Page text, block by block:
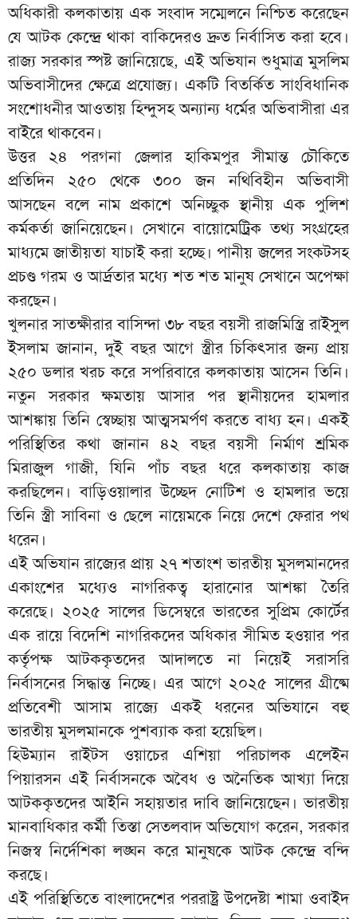
অধিকারী কলকাতায় এক সংবাদ সম্মেলনে নিশ্চিত করেছেন
যে আটক কেন্দ্রে থাকা বাকিদেরও দ্রুত নির্বাসিত করা হবে।
রাজ্য সরকার স্পষ্ট জানিয়েছে, এই অভিযান শুধুমাত্র মুসলিম
অভিবাসীদের ক্ষেত্রে প্রযোজ্য। একটি বিতর্কিত সাংবিধানিক
সংশোধনীর আওতায় হিন্দুসহ অন্যান্য ধর্মের অভিবাসীরা এর
বাইরে থাকবেন।
উত্তর ২৪ পরগনা জেলার হাকিমপুর সীমান্ত চৌকিতে
প্রতিদিন ২৫০ থেকে ৩০০ জন নথিবিহীন অভিবাসী
আসছেন বলে নাম প্রকাশে অনিচ্ছুক স্থানীয় এক পুলিশ
কর্মকর্তা জানিয়েছেন। সেখানে বায়োমেট্রিক তথ্য সংগ্রহের
মাধ্যমে জাতীয়তা যাচাই করা হচ্ছে। পানীয় জলের সংকটসহ
প্রচণ্ড গরম ও আর্দ্রতার মধ্যে শত শত মানুষ সেখানে অপেক্ষা
করছেন।
খুলনার সাতক্ষীরার বাসিন্দা ৩৮ বছর বয়সী রাজমিস্ত্রি রাইসুল
ইসলাম জানান, দুই বছর আগে স্ত্রীর চিকিৎসার জন্য প্রায়
২৫০ ডলার খরচ করে সপরিবারে কলকাতায় আসেন তিনি।
নতুন সরকার ক্ষমতায় আসার পর স্থানীয়দের হামলার
আশঙ্কায় তিনি স্বেচ্ছায় আত্মসমর্পণ করতে বাধ্য হন। একই
পরিস্থিতির কথা জানান ৪২ বছর বয়সী নির্মাণ শ্রমিক
মিরাজুল গাজী, যিনি পাঁচ বছর ধরে কলকাতায় কাজ
করছিলেন। বাড়িওয়ালার উচ্ছেদ নোটিশ ও হামলার ভয়ে
তিনি স্ত্রী সাবিনা ও ছেলে নায়েমকে নিয়ে দেশে ফেরার পথ
ধরেন।
এই অভিযান রাজ্যের প্রায় ২৭ শতাংশ ভারতীয় মুসলমানদের
একাংশের মধ্যেও নাগরিকত্ব হারানোর আশঙ্কা তৈরি
করেছে। ২০২৫ সালের ডিসেম্বরে ভারতের সুপ্রিম কোর্টের
এক রায়ে বিদেশি নাগরিকদের অধিকার সীমিত হওয়ার পর
কর্তৃপক্ষ আটককৃতদের আদালতে না নিয়েই সরাসরি
নির্বাসনের সিদ্ধান্ত নিচ্ছে। এর আগে ২০২৫ সালের গ্রীষ্মে
প্রতিবেশী আসাম রাজ্যে একই ধরনের অভিযানে বহু
ভারতীয় মুসলমানকে পুশব্যাক করা হয়েছিল।
হিউম্যান রাইটস ওয়াচের এশিয়া পরিচালক এলেইন
পিয়ারসন এই নির্বাসনকে অবৈধ ও অনৈতিক আখ্যা দিয়ে
আটককৃতদের আইনি সহায়তার দাবি জানিয়েছেন। ভারতীয়
মানবাধিকার কর্মী তিস্তা সেতলবাদ অভিযোগ করেন, সরকার
নিজস্ব নির্দেশিকা লঙ্ঘন করে মানুষকে আটক কেন্দ্রে বন্দি
করছে।
এই পরিস্থিতিতে বাংলাদেশের পররাষ্ট্র উপদেষ্টা শামা ওবাইদ